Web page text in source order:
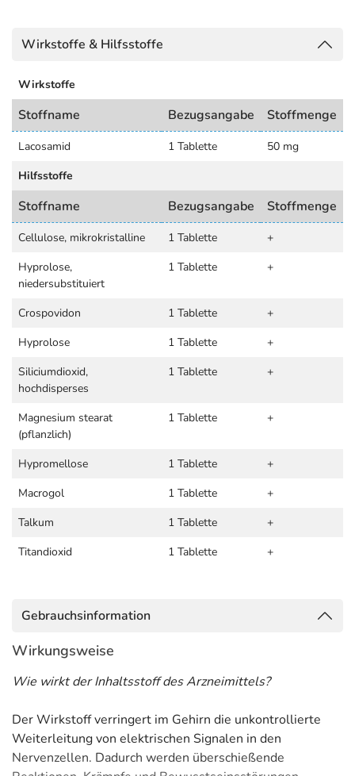
Wirkstoffe & Hilfsstoffe
Wirkstoffe
Stoffname Bezugsangabe Stoffmenge
Lacosamid 1 Tablette
50 mg
Hilfsstoffe
Stoffname Bezugsangabe Stoffmenge
Cellulose, mikrokristalline 1 Tablette
+
Hyprolose,
niedersubstituiert
1 Tablette +
Crospovidon 1 Tablette
+
Hyprolose
1 Tablette
+
Siliciumdioxid,
hochdisperses
1 Tablette +
Magnesium stearat
(pflanzlich)
1 Tablette +
Hypromellose 1 Tablette
+
Macrogol
1 Tablette
+
Talkum
1 Tablette
+
Titandioxid
1 Tablette +
Gebrauchsinformation
Wirkungsweise
Wie wirkt der Inhaltsstoff des Arzneimittels?
Der Wirkstoff verringert im Gehirn die unkontrollierte
Weiterleitung von elektrischen Signalen in den
Nervenzellen. Dadurch werden überschießende